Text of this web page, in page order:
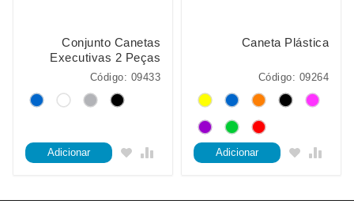
Conjunto Canetas
Executivas 2 Peças
Código: 09433
Adicionar
Caneta Plástica
Código: 09264
Adicionar